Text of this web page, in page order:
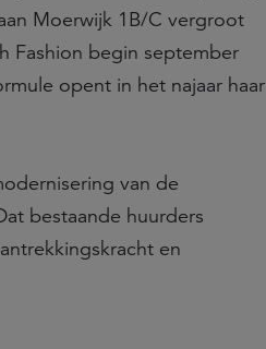
Moerwijk 1B/C vergroot
Fashion begin september
opent in het najaar haar
van de
bestaande huurders
en